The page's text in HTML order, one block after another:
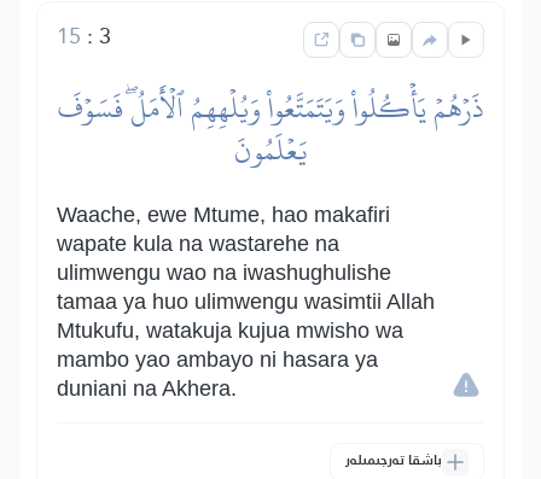
3
:
15
ذَرۡهُمۡ يَأۡكُلُواْ وَيَتَمَتَّعُواْ وَيُلۡهِهِمُ ٱلۡأَمَلُۖ فَسَوۡفَ
يَعۡلَمُونَ
Waache, ewe Mtume, hao makafiri
wapate kula na wastarehe na
ulimwengu wao na iwashughulishe
tamaa ya huo ulimwengu wasimtii Allah
Mtukufu, watakuja kujua mwisho wa
mambo yao ambayo ni hasara ya
duniani na Akhera.
باشقا تەرجىمىلەر